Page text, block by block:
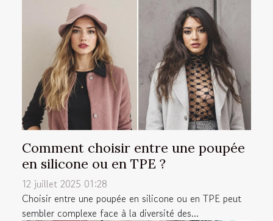
Comment choisir entre une poupée
en silicone ou en TPE ?
12 juillet 2025 01:28
Choisir entre une poupée en silicone ou en TPE peut
sembler complexe face à la diversité des...